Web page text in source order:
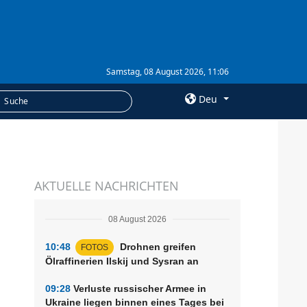
Samstag, 08 August 2026, 11:06
Deu
Abonnement
AKTUELLE NACHRICHTEN
08 August 2026
10:48 FOTOS
Drohnen greifen
Ölraffinerien Ilskij und Sysran an
09:28 Verluste russischer Armee in
Ukraine liegen binnen eines Tages bei